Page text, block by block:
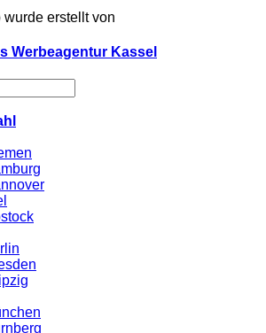
erstellt von
Werbeagentur Kassel